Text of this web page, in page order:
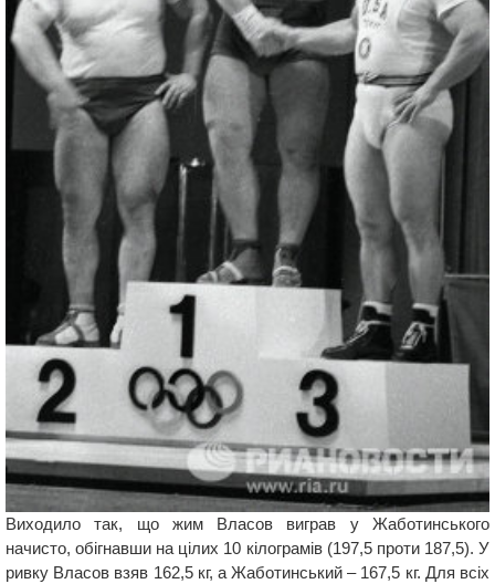
Виходило так, що жим Власов виграв у Жаботинського
начисто, обігнавши на цілих 10 кілограмів (197,5 проти 187,5). У
ривку Власов взяв 162,5 кг, а Жаботинський – 167,5 кг. Для всіх